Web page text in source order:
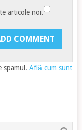
articole noi.
spamul. Află cum sunt